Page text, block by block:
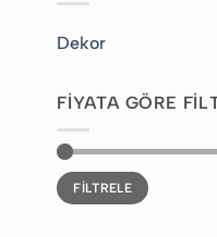
Dekor
FIYATA GÖRE
En
düşük
fiyat
En
yüksek
fiyat
FILTRELE